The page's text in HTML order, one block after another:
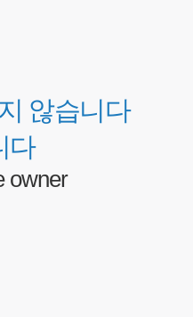
않습니다
다
owner